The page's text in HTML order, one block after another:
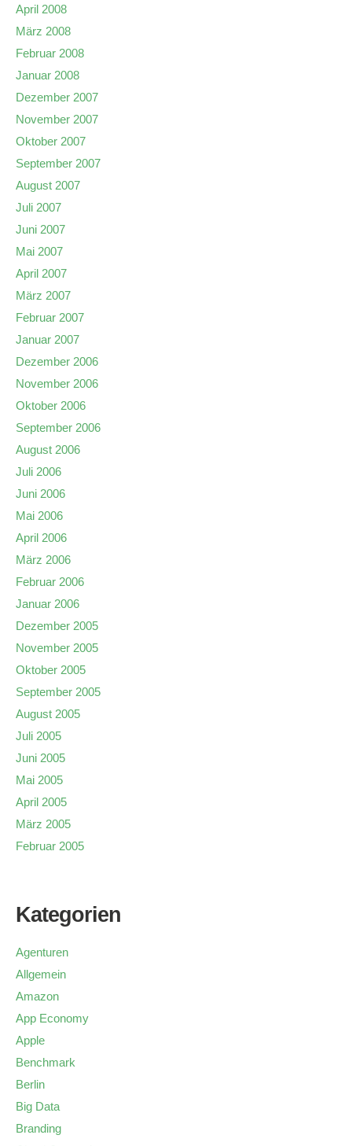
April 2008
März 2008
Februar 2008
Januar 2008
Dezember 2007
November 2007
Oktober 2007
September 2007
August 2007
Juli 2007
Juni 2007
Mai 2007
April 2007
März 2007
Februar 2007
Januar 2007
Dezember 2006
November 2006
Oktober 2006
September 2006
August 2006
Juli 2006
Juni 2006
Mai 2006
April 2006
März 2006
Februar 2006
Januar 2006
Dezember 2005
November 2005
Oktober 2005
September 2005
August 2005
Juli 2005
Juni 2005
Mai 2005
April 2005
März 2005
Februar 2005
Kategorien
Agenturen
Allgemein
Amazon
App Economy
Apple
Benchmark
Berlin
Big Data
Branding